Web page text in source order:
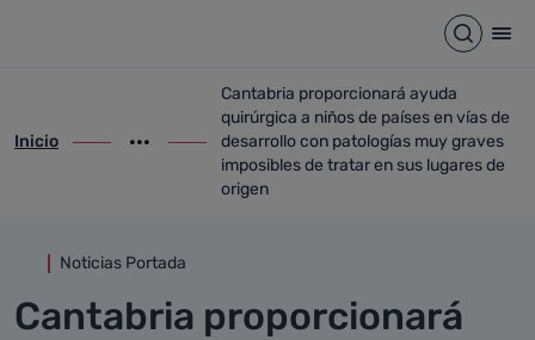
Abrir
ir-a inicio
Inicio
Mostrar opciones del camino de migas
ir-a Cantabria proporcionará ayuda
Cantabria proporcionará ayuda
quirúrgica a niños de países en vías de
desarrollo con patologías muy graves
imposibles de tratar en sus lugares de
origen
Noticias Portada
Cantabria proporcionará